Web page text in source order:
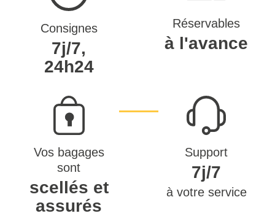
Consignes
7j/7,
24h24
Réservables
à l'avance
Vos bagages
sont
scellés et
assurés
Support
7j/7
à votre service